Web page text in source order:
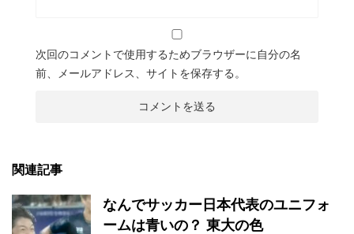
次回のコメントで使用するためブラウザーに自分の名
前、メールアドレス、サイトを保存する。
関連記事
なんでサッカー日本代表のユニフォ
ームは青いの？ 東大の色